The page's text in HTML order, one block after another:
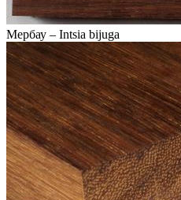
Мербау – Intsia bijuga